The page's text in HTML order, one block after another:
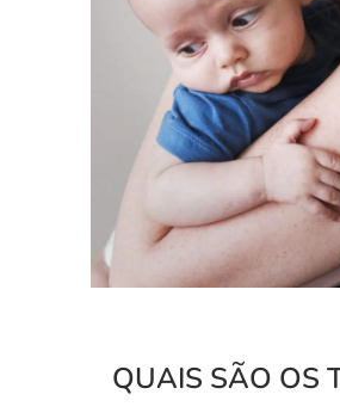
QUAIS SÃO OS